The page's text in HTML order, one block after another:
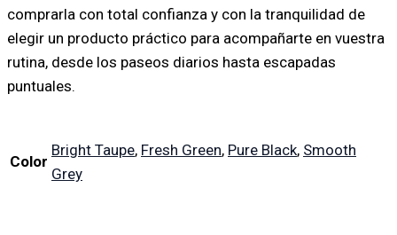
comprarla con total confianza y con la tranquilidad de
elegir un producto práctico para acompañarte en vuestra
rutina, desde los paseos diarios hasta escapadas
puntuales.
Color
Bright Taupe, Fresh Green, Pure Black, Smooth
Grey